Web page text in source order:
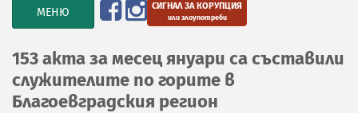
TOGGLE
NAVIGATION
МЕНЮ СИГНАЛ ЗА КОРУПЦИЯ
или злоупотреби
153 акта за месец януари са съставили
служителите по горите в
Благоевградския регион